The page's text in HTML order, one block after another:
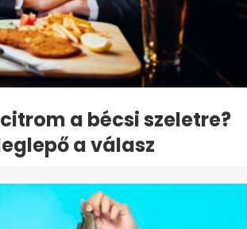
a bécsi szeletre?
a válasz